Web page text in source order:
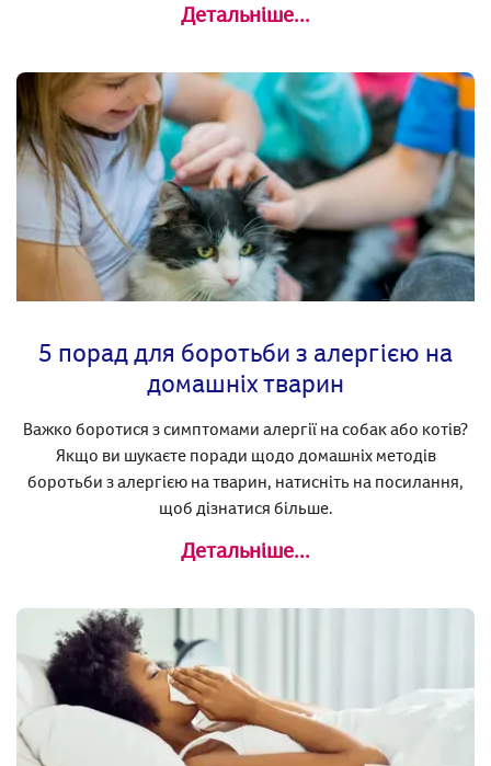
Детальніше...
5 порад для боротьби з алергією на
домашніх тварин
Важко боротися з симптомами алергії на собак або котів?
Якщо ви шукаєте поради щодо домашніх методів
боротьби з алергією на тварин, натисніть на посилання,
щоб дізнатися більше.
Детальніше...